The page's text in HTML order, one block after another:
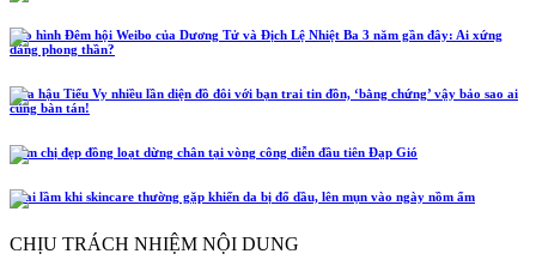
Tạo hình Đêm hội Weibo của Dương Tử và Địch Lệ Nhiệt Ba 3 năm gần đây: Ai xứng
đáng phong thần?
Hoa hậu Tiểu Vy nhiều lần diện đồ đôi với bạn trai tin đồn, ‘bằng chứng’ vậy bảo sao ai
cũng bàn tán!
Năm chị đẹp đồng loạt dừng chân tại vòng công diễn đầu tiên Đạp Gió
4 sai lầm khi skincare thường gặp khiến da bị đổ dầu, lên mụn vào ngày nồm ẩm
CHỊU TRÁCH NHIỆM NỘI DUNG